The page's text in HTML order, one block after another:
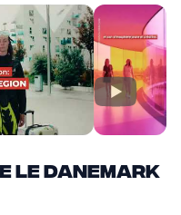
le Danemark